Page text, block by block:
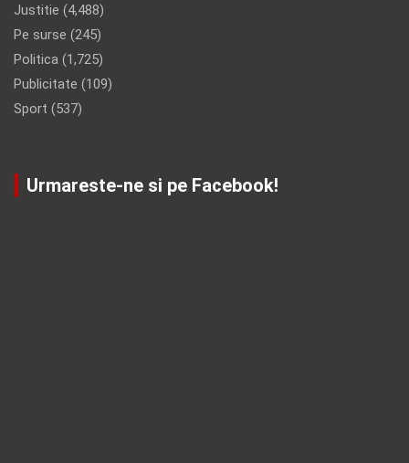
Justitie (4,488)
Pe surse (245)
Politica (1,725)
Publicitate (109)
Sport (537)
Urmareste-ne si pe Facebook!